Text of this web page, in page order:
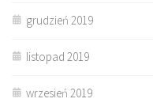
grudzień 2019
listopad 2019
wrzesień 2019